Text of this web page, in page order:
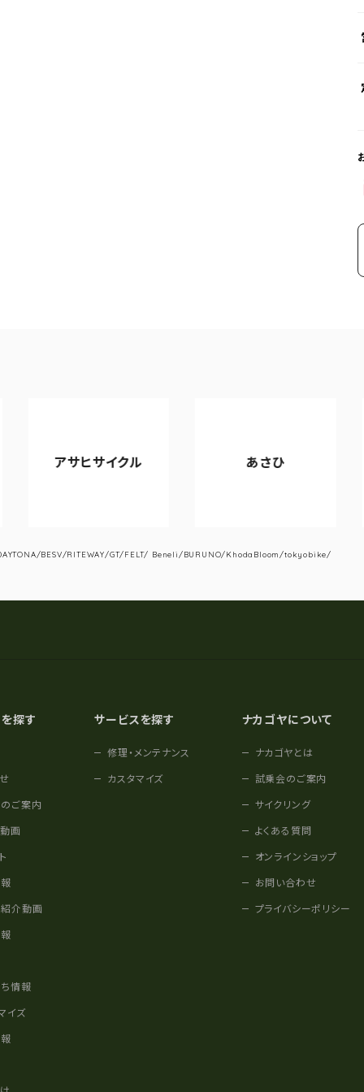
アサヒサイクル
BESV/RITEWAY/GT/FELT/ Beneli/BURUNO/KhodaBloom/tokyobike/
探す
ご案内
画
介動画
情報
イズ
サービスを探す
修理・メンテナンス
カスタマイズ
ナカゴヤについて
ナカゴヤとは
試乗会のご案内
サイクリング
よくある質問
オンラインショップ
お問い合わせ
プライバシーポリシー